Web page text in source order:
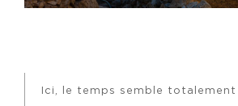
Ici, le temps semble totalement